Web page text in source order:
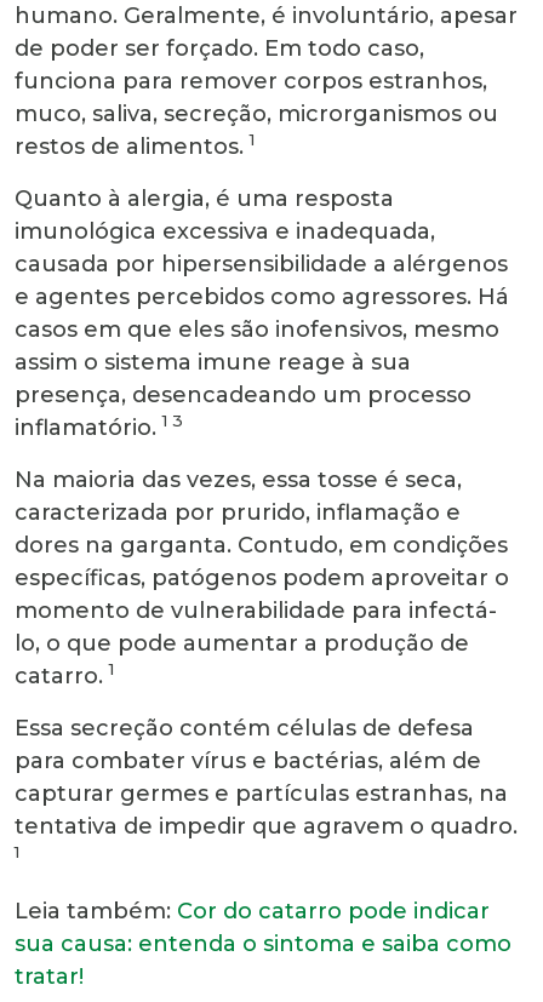
humano. Geralmente, é involuntário, apesar
de poder ser forçado. Em todo caso,
funciona para remover corpos estranhos,
muco, saliva, secreção, microrganismos ou
restos de alimentos. 1
Quanto à alergia, é uma resposta
imunológica excessiva e inadequada,
causada por hipersensibilidade a alérgenos
e agentes percebidos como agressores. Há
casos em que eles são inofensivos, mesmo
assim o sistema imune reage à sua
presença, desencadeando um processo
inflamatório. 1 3
Na maioria das vezes, essa tosse é seca,
caracterizada por prurido, inflamação e
dores na garganta. Contudo, em condições
específicas, patógenos podem aproveitar o
momento de vulnerabilidade para infectá-
lo, o que pode aumentar a produção de
catarro. 1
Essa secreção contém células de defesa
para combater vírus e bactérias, além de
capturar germes e partículas estranhas, na
tentativa de impedir que agravem o quadro.
1
Leia também: Cor do catarro pode indicar
sua causa: entenda o sintoma e saiba como
tratar!